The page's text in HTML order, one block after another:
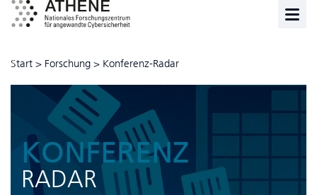
Start > Forschung > Konferenz-Radar
KONFERENZ
RADAR